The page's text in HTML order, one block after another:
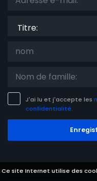
Ce site Internet utilise des
J'ai lu et j'accepte les
confidentialité.